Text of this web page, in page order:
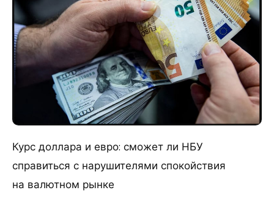
Курс доллара и евро: сможет ли НБУ
справиться с нарушителями спокойствия
на валютном рынке